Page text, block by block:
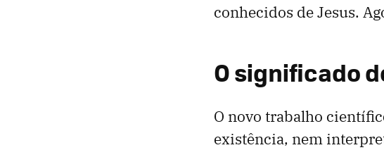
conhecidos de Jesus.
O significado
O novo trabalho
existência, nem